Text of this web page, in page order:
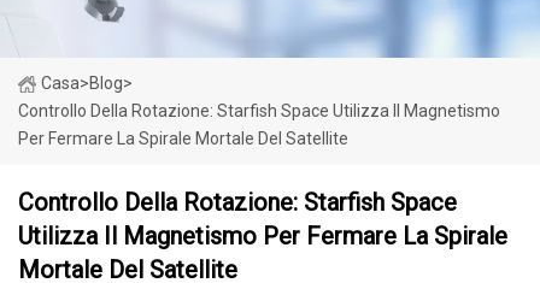
Casa>Blog>
Controllo Della Rotazione: Starfish Space Utilizza Il Magnetismo
Per Fermare La Spirale Mortale Del Satellite
Controllo Della Rotazione: Starfish Space
Utilizza Il Magnetismo Per Fermare La Spirale
Mortale Del Satellite